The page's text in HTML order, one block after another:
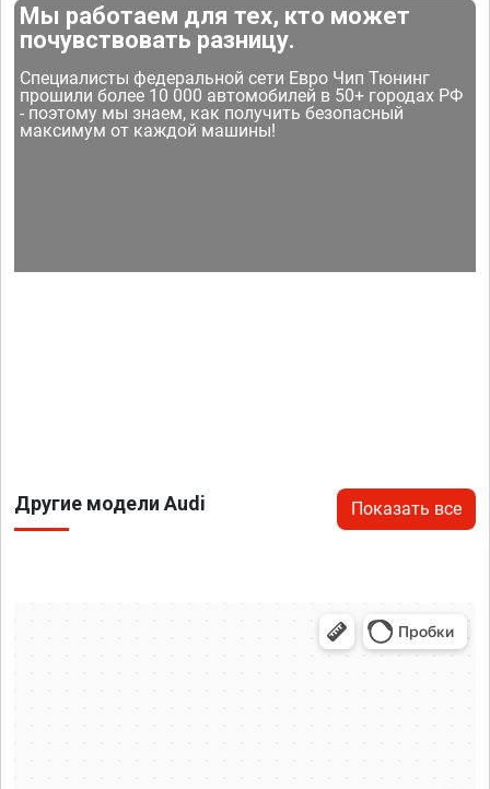
Мы работаем для тех, кто может
почувствовать разницу.
Специалисты федеральной сети Евро Чип Тюнинг
прошили более 10 000 автомобилей в 50+ городах РФ
- поэтому мы знаем, как получить безопасный
максимум от каждой машины!
Другие модели Audi Показать все